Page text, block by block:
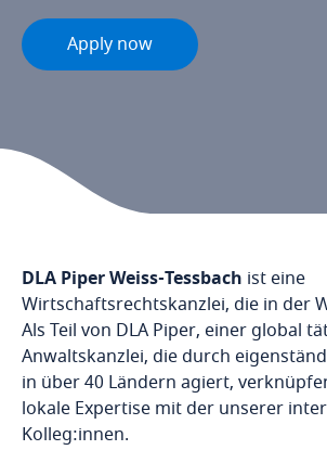
Apply now
DLA Piper Weiss-Tessbach ist eine
Wirtschaftsrechtskanzlei, die in der
Als Teil von DLA Piper, einer global
Anwaltskanzlei, die durch
in über 40 Ländern agiert,
lokale Expertise mit der unserer
Kolleg:innen.